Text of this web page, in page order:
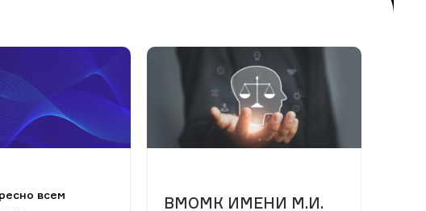
всем
ВМОМК ИМЕНИ М.И.